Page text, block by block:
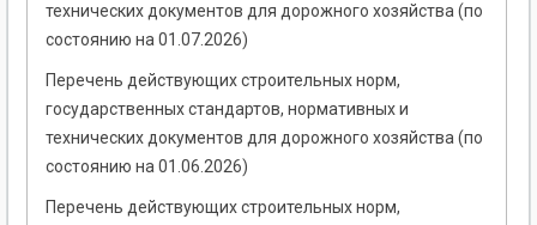
технических документов для дорожного хозяйства (по
состоянию на 01.07.2026)
Перечень действующих строительных норм,
государственных стандартов, нормативных и
технических документов для дорожного хозяйства (по
состоянию на 01.06.2026)
Перечень действующих строительных норм,